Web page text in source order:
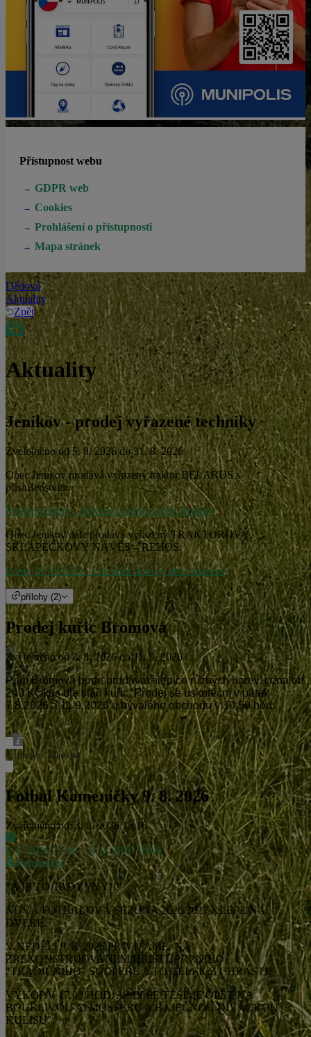
Přístupnost webu
GDPR web
Cookies
Prohlášení o přístupnosti
Mapa stránek
Dědová
Aktuality
Zpět
Aktuality
Jeníkov - prodej vyřazené techniky
Zveřejněno od 5. 8. 2026 do 31. 8. 2026
Obec Jeníkov prodává vyřazený traktor BELARUS s
příslušenstvím:
Prodej traktoru - Oficiální stránky obce Jeníkov
Obec Jeníkov dále prodává vyřazený TRAKTOROVÝ,
SKLÁPĚČKOVÝ NÁVĚS – REHOS:
Prodej NÁVĚSU - Oficiální stránky obce Jeníkov
přílohy (2)
Prodej kuřic Bromová
Zveřejněno od 3. 8. 2026 do 11. 9. 2026
Paní Bromová bude prodávat slepice různých barev, cena od
240 Kč/kus dle stáří kuřic. Prodej se uskuteční v pátek
7.8.2026 a 11.9.2026 u bývalého obchodu v 10:50 hod.
8. Hlinsko - Ždírec.pdf
Fotbal Kameničky 9. 8. 2026
Zveřejněno od: 3. 8. 2026 18:16
9. 8. 2026 17:00- 9. 8. 2026 19:00
Kameničky
"A JE TO TADYYYY!!!
NOVÁ FOTBALOVÁ SEZÓNA 2026/2027 KLEPE NA
DVEŘE.
V NEDĚLI 9. 8. 2026 PŘIVÍTÁME, NA
ZREKONSTRUOVANÉM HŘIŠTI, PRVNÍHO
"TRADIČNÍHO" SOUPEŘE A TO CELEK Z CHRASTI.
VÝKOP V 17.00 HOD. A MY SE TĚŠÍME OPĚT NA
BOUŘLIVOU ATMOSFÉRU A BÁJEČNOU DIVÁCKOU
KULISU".